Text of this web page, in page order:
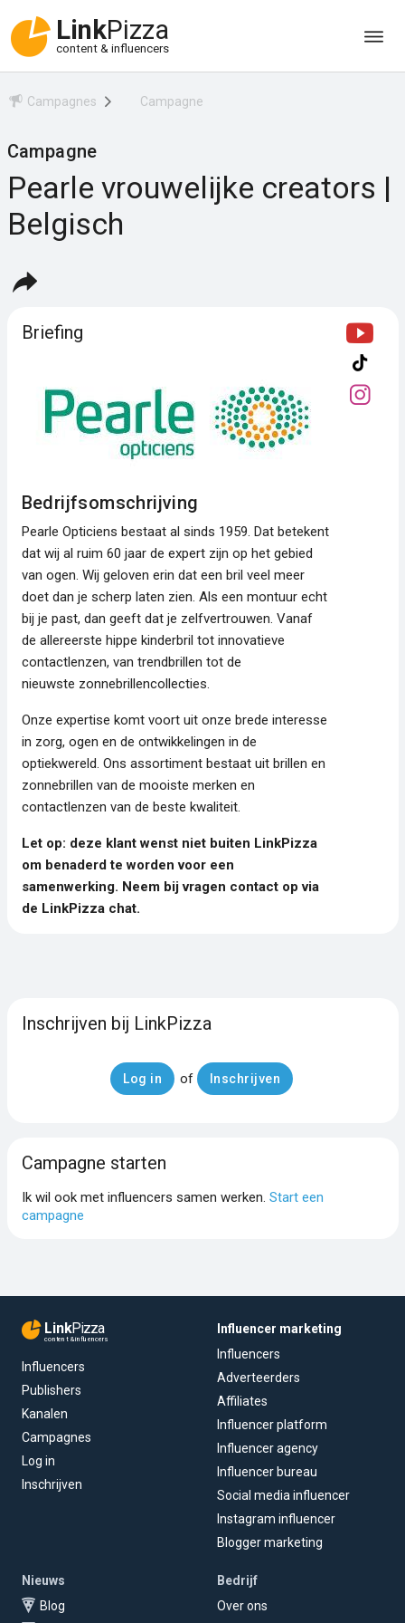
LinkPizza
content & influencers
Campagnes Campagne
Campagne
Pearle vrouwelijke creators |
Belgisch
Briefing
Bedrijfsomschrijving
Pearle Opticiens bestaat al sinds 1959. Dat betekent
dat wij al ruim 60 jaar de expert zijn op het gebied
van ogen. Wij geloven erin dat een bril veel meer
doet dan je scherp laten zien. Als een montuur echt
bij je past, dan geeft dat je zelfvertrouwen. Vanaf
de allereerste hippe kinderbril tot innovatieve
contactlenzen, van trendbrillen tot de
nieuwste zonnebrillencollecties. ​
Onze expertise komt voort uit onze brede interesse
in zorg, ogen en de ontwikkelingen in de
optiekwereld. Ons assortiment bestaat uit brillen en
zonnebrillen van de mooiste merken en
contactlenzen van de beste kwaliteit.​
Let op: deze klant wenst niet buiten LinkPizza
om benaderd te worden voor een
samenwerking. Neem bij vragen contact op via
de LinkPizza chat.
Inschrijven bij LinkPizza
Log in of Inschrijven
Campagne starten
Ik wil ook met influencers samen werken. Start een
campagne
LinkPizza
content & influencers
Influencers
Publishers
Kanalen
Campagnes
Log in
Inschrijven
Influencer marketing
Influencers
Adverteerders
Affiliates
Influencer platform
Influencer agency
Influencer bureau
Social media influencer
Instagram influencer
Blogger marketing
Nieuws
Blog
Bedrijf
Over ons